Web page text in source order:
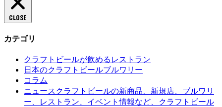
CLOSE
カテゴリ
クラフトビールが飲めるレストラン
日本のクラフトビールブルワリー
コラム
ニュース クラフトビールの新商品、新規店、ブルワリ
ー、レストラン、イベント情報など、クラフトビール